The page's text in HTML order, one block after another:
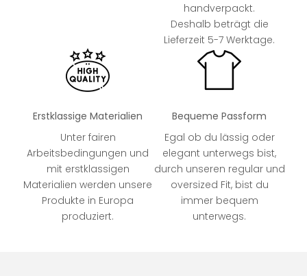
handverpackt.
Deshalb beträgt die
Lieferzeit 5-7 Werktage.
Erstklassige Materialien
Unter fairen
Arbeitsbedingungen und
mit erstklassigen
Materialien werden unsere
Produkte in Europa
produziert.
Bequeme Passform
Egal ob du lässig oder
elegant unterwegs bist,
durch unseren regular und
oversized Fit, bist du
immer bequem
unterwegs.